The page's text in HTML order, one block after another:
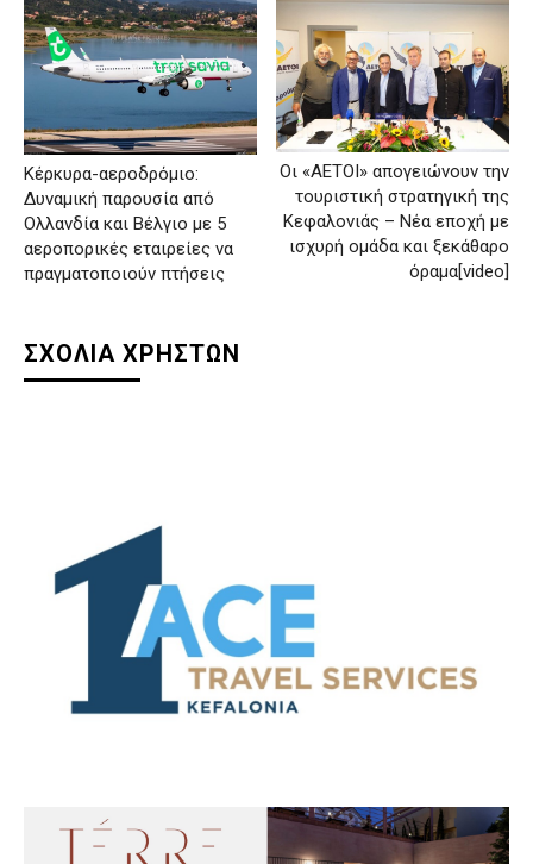
Κέρκυρα-αεροδρόμιο:
Δυναμική παρουσία από
Ολλανδία και Βέλγιο με 5
αεροπορικές εταιρείες να
πραγματοποιούν πτήσεις
Οι «ΑΕΤΟΙ» απογειώνουν την
τουριστική στρατηγική της
Κεφαλονιάς – Νέα εποχή με
ισχυρή ομάδα και ξεκάθαρο
όραμα[video]
ΣΧΟΛΙΑ ΧΡΗΣΤΩΝ